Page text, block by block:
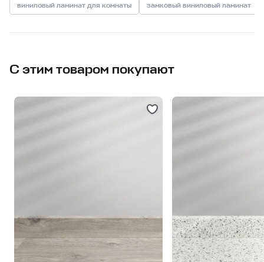
виниловый ламинат для комнаты замковый виниловый ламинат
С этим товаром покупают